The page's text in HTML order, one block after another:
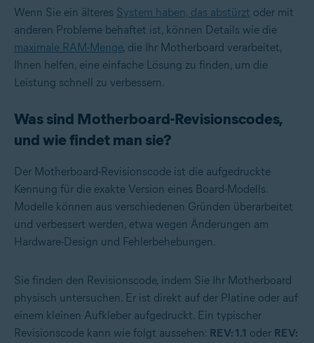
Wenn Sie ein älteres System haben, das abstürzt oder mit
anderen Probleme behaftet ist, können Details wie die
maximale RAM-Menge, die Ihr Motherboard verarbeitet,
Ihnen helfen, eine einfache Lösung zu finden, um die
Leistung schnell zu verbessern.
Was sind Motherboard-Revisionscodes,
und wie findet man sie?
Der Motherboard-Revisionscode ist die aufgedruckte
Kennung für die exakte Version eines Board-Modells.
Modelle können aus verschiedenen Gründen überarbeitet
und verbessert werden, etwa wegen Änderungen am
Hardware-Design und Fehlerbehebungen.
Sie finden den Revisionscode, indem Sie Ihr Motherboard
physisch untersuchen. Er ist direkt auf der Platine oder auf
einem kleinen Aufkleber aufgedruckt. Ein typischer
Revisionscode kann wie folgt aussehen: REV: 1.1 oder REV: